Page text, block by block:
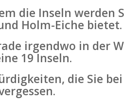
die Inseln
Holm-Eiche bietet.
irgendwo in der
19 Inseln.
die Sie